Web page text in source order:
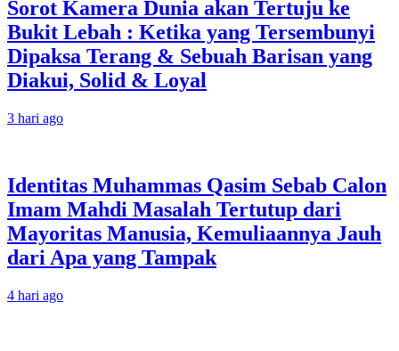
Sorot Kamera Dunia akan Tertuju ke
Bukit Lebah : Ketika yang Tersembunyi
Dipaksa Terang & Sebuah Barisan yang
Diakui, Solid & Loyal
3 hari ago
Identitas Muhammas Qasim Sebab Calon
Imam Mahdi Masalah Tertutup dari
Mayoritas Manusia, Kemuliaannya Jauh
dari Apa yang Tampak
4 hari ago